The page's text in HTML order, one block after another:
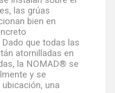
las grúas
bien en
que todas las
atornilladas en
la NOMAD® se
y se
una